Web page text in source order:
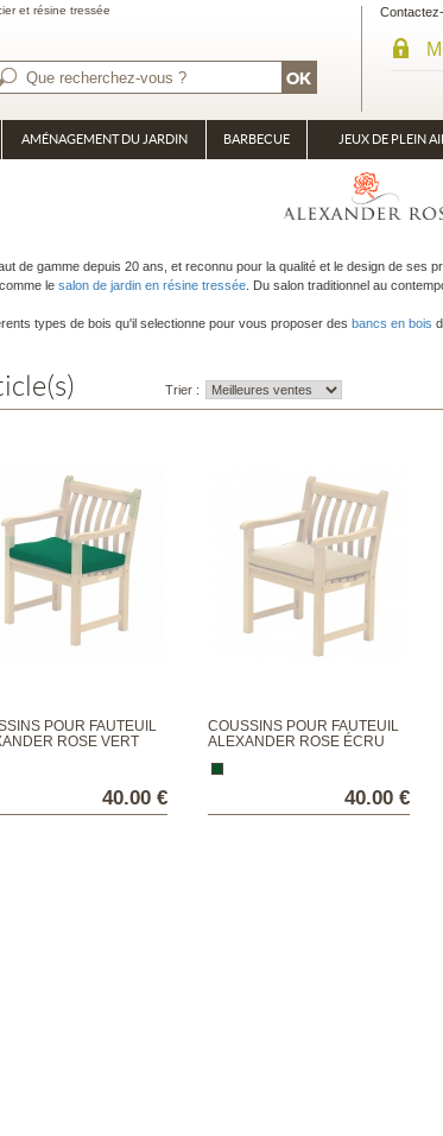
et résine tressée
AMÉNAGEMENT DU JARDIN BARBECUE
PLANCHA
JEUX DE PLEIN
de gamme depuis 20 ans, et reconnu pour la qualité et le design de ses
le salon de jardin en résine tressée . Du salon traditionnel au
types de bois qu'il selectionne pour vous proposer des bancs en bois
Trier :
POUR FAUTEUIL
ROSE VERT
40.00 €
COUSSINS POUR FAUTEUIL
ALEXANDER ROSE ÉCRU
40.00 €